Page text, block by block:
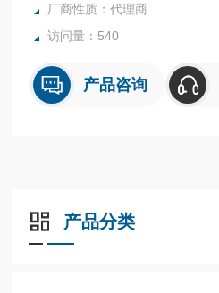
厂商性质：代理商
访问量：540
产品咨询
产品分类